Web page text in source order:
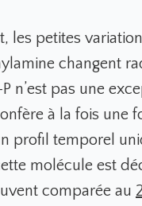
les petites
changent
n’est pas une
à la fois une
profil temporel
molécule est
comparée au